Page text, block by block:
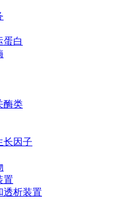
蛋白
酶类
长因子
置
透析装置